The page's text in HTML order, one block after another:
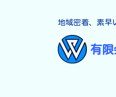
地域密着、素早
有